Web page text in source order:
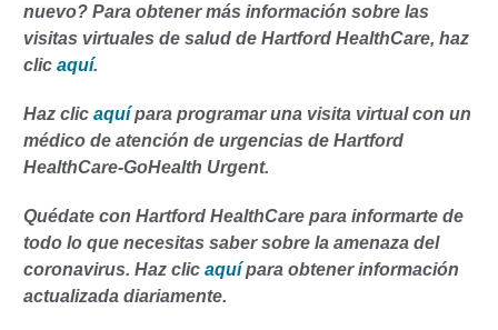
nuevo? Para obtener más información sobre las
visitas virtuales de salud de Hartford HealthCare, haz
clic aquí.
Haz clic aquí para programar una visita virtual con un
médico de atención de urgencias de Hartford
HealthCare-GoHealth Urgent.
Quédate con Hartford HealthCare para informarte de
todo lo que necesitas saber sobre la amenaza del
coronavirus. Haz clic aquípara obtener información
actualizada diariamente.